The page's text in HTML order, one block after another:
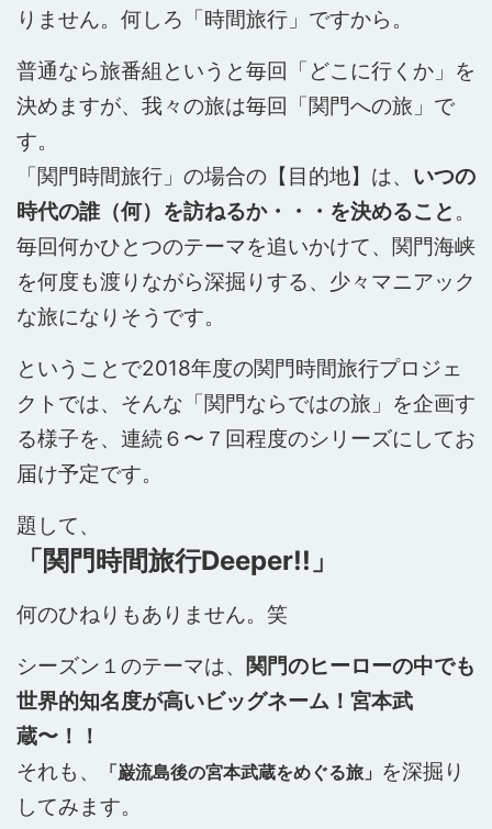
りません。何しろ「時間旅行」ですから。
普通なら旅番組というと毎回「どこに行くか」を
決めますが、我々の旅は毎回「関門への旅」で
す。
「関門時間旅行」の場合の【目的地】は、 いつの
時代の誰（何）を訪ねるか・・・を決めること 。
毎回何かひとつのテーマを追いかけて、関門海峡
を何度も渡りながら深掘りする、少々マニアック
な旅になりそうです。
ということで2018年度の関門時間旅行プロジェ
クトでは、そんな「関門ならではの旅」を企画す
る様子を、連続６〜７回程度のシリーズにしてお
届け予定です。
題して、
「関門時間旅行Deeper!!」
何のひねりもありません。笑
シーズン１のテーマは、 関門のヒーローの中でも
世界的知名度が高いビッグネーム！ 宮本武
蔵〜！！
それも、
「巌流島後の宮本武蔵をめぐる旅」 を深掘り
してみます。